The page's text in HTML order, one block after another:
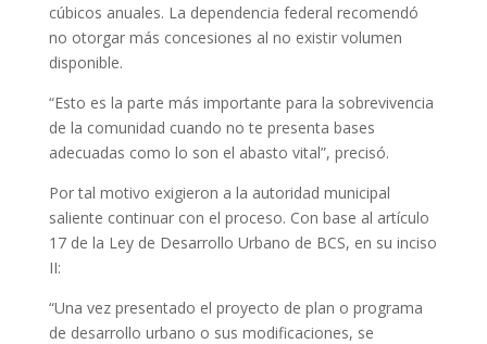
cúbicos anuales. La dependencia federal recomendó
no otorgar más concesiones al no existir volumen
disponible.
“Esto es la parte más importante para la sobrevivencia
de la comunidad cuando no te presenta bases
adecuadas como lo son el abasto vital”, precisó.
Por tal motivo exigieron a la autoridad municipal
saliente continuar con el proceso. Con base al artículo
17 de la Ley de Desarrollo Urbano de BCS, en su inciso
II:
“Una vez presentado el proyecto de plan o programa
de desarrollo urbano o sus modificaciones, se